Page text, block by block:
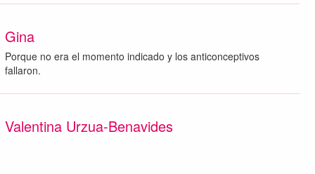
Gina
Porque no era el momento indicado y los anticonceptivos
fallaron.
Valentina Urzua-Benavides